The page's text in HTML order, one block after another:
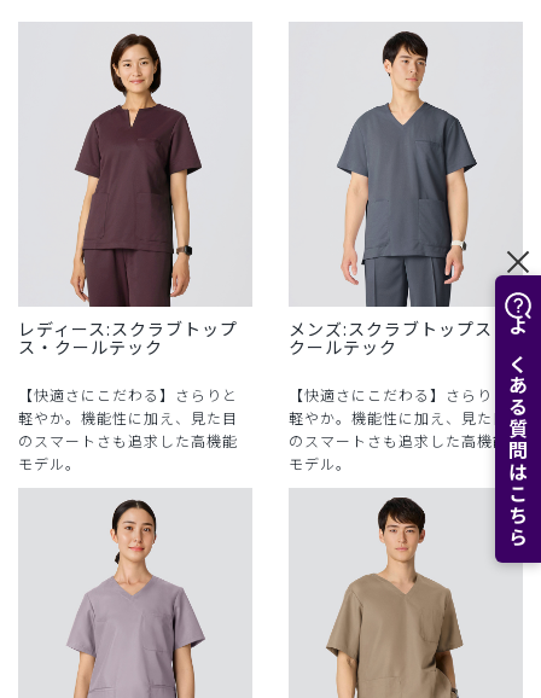
よくある質問はこちら
レディース:スクラブトップ
ス・クールテック
【快適さにこだわる】さらりと
軽やか。機能性に加え、見た目
のスマートさも追求した高機能
モデル。
メンズ:スクラブトップス・
クールテック
【快適さにこだわる】さらりと
軽やか。機能性に加え、見た目
のスマートさも追求した高機能
モデル。